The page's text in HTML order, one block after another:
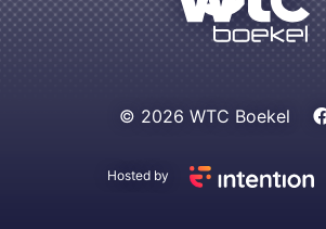
© 2026 WTC Boekel
Hosted by